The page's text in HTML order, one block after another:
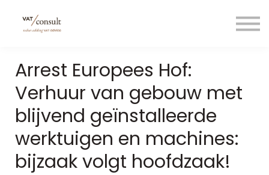
Contact
Taal/language
Arrest Europees Hof:
Verhuur van gebouw met
blijvend geïnstalleerde
werktuigen en machines:
bijzaak volgt hoofdzaak!